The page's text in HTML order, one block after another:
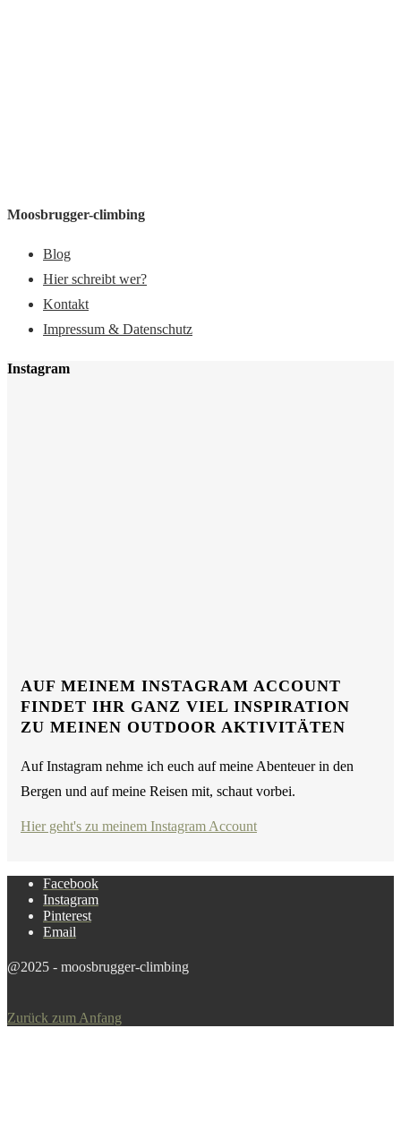
Moosbrugger-climbing
Blog
Hier schreibt wer?
Kontakt
Impressum & Datenschutz
Instagram
AUF MEINEM INSTAGRAM ACCOUNT
FINDET IHR GANZ VIEL INSPIRATION
ZU MEINEN OUTDOOR AKTIVITÄTEN
Auf Instagram nehme ich euch auf meine Abenteuer in den
Bergen und auf meine Reisen mit, schaut vorbei.
Hier geht's zu meinem Instagram Account
Facebook
Instagram
Pinterest
Email
@2025 - moosbrugger-climbing
Zurück zum Anfang